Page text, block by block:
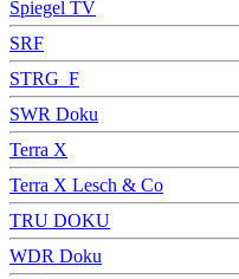
Spiegel TV
SRF
STRG_F
SWR Doku
Terra X
Terra X Lesch & Co
TRU DOKU
WDR Doku